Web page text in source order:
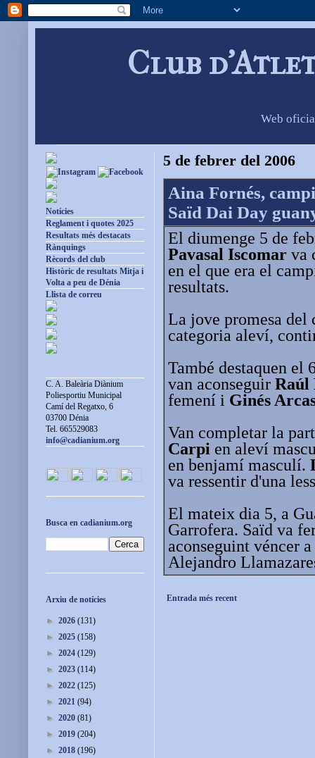
Club
Web
5 de febrer del 2006
Aina Fornés,
Saïd Dai Day
El diumenge 5 de
Pavasal Iscomar va
en el que era el
resultats.
La jove promesa
categoria aleví,
També destaquen el
van aconseguir Raúl
femení i Ginés
Van completar la
Carpi en aleví
en benjamí masculí.
va ressentir d'una
El mateix dia 5, a
Garrofera. Saïd va
aconseguint véncer
Alejandro
Entrada més recent
Notícies
Reglament i quotes 2025
Resultats més destacats
Rànquings
Rècords del club
Històric de resultats Mitja i
Volta a peu de Dénia
Llista de correu
C. A. Baleària Diànium
Poliesportiu Municipal
Camí del Regatxo, 6
03700 Dénia
Tel. 665529083
info@cadianium.org
Busca en cadianium.org
Arxiu de notícies
► 2026 (131)
► 2025 (158)
► 2024 (129)
► 2023 (114)
► 2022 (125)
► 2021 (94)
► 2020 (81)
► 2019 (204)
► 2018 (196)